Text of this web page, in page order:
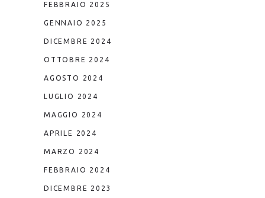
FEBBRAIO 2025
GENNAIO 2025
DICEMBRE 2024
OTTOBRE 2024
AGOSTO 2024
LUGLIO 2024
MAGGIO 2024
APRILE 2024
MARZO 2024
FEBBRAIO 2024
DICEMBRE 2023